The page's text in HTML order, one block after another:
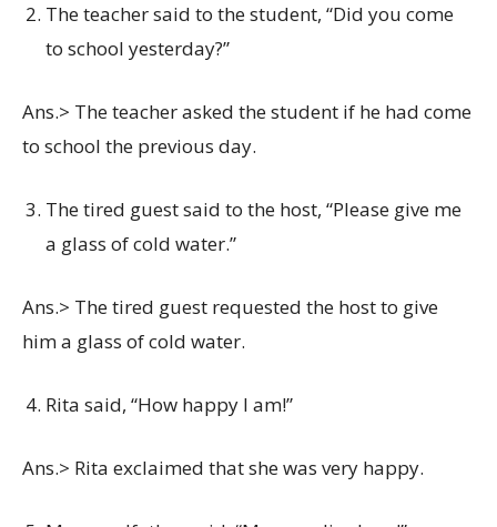
The teacher said to the student, “Did you come
to school yesterday?”
Ans.> The teacher asked the student if he had come
to school the previous day.
The tired guest said to the host, “Please give me
a glass of cold water.”
Ans.> The tired guest requested the host to give
him a glass of cold water.
Rita said, “How happy I am!”
Ans.> Rita exclaimed that she was very happy.